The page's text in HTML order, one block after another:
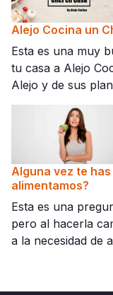
Alejo Cocina un
Esta es una muy
tu casa a Alejo
Alejo y de sus
Alguna vez te
alimentamos?
Esta es una
pero al hacerla
a la necesidad de